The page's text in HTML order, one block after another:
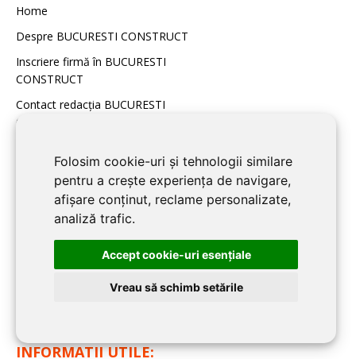
Folosim cookie-uri și tehnologii similare
pentru a crește experiența de navigare,
afișare conținut, reclame personalizate,
analiză trafic.
Accept cookie-uri esenţiale
Vreau să schimb setările
Home
Despre BUCURESTI CONSTRUCT
Inscriere firmă în BUCURESTI
CONSTRUCT
Contact redacţia BUCURESTI
CONSTRUCT
BLOG BUCURESTI
CONSTRUCT:
Noutati
INFORMATII UTILE: